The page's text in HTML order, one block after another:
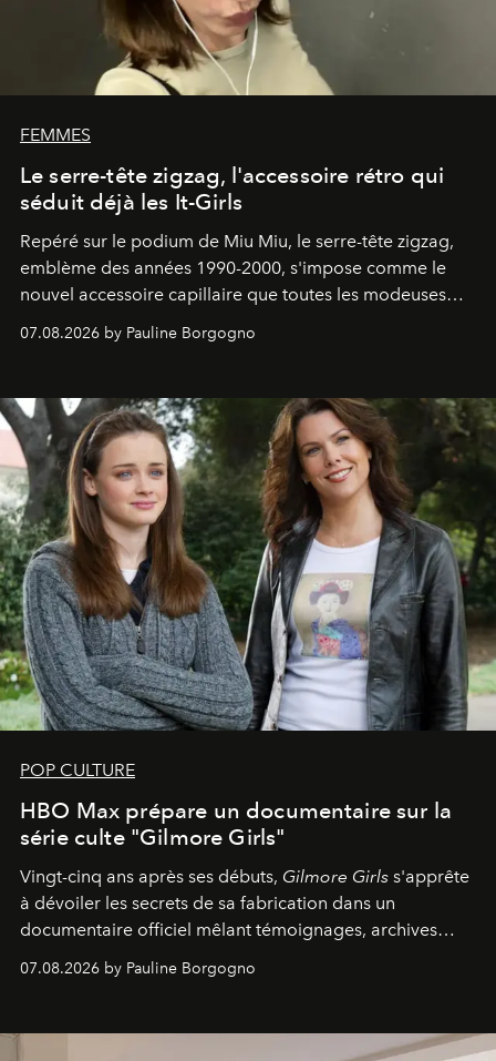
FEMMES
Le serre-tête zigzag, l'accessoire rétro qui
séduit déjà les It-Girls
Repéré sur le podium de Miu Miu, le serre-tête zigzag,
emblème des années 1990-2000, s'impose comme le
nouvel accessoire capillaire que toutes les modeuses
s'arrachent déjà.
07.08.2026 by Pauline Borgogno
POP CULTURE
HBO Max prépare un documentaire sur la
série culte "Gilmore Girls"
Vingt-cinq ans après ses débuts, Gilmore Girls s'apprête
à dévoiler les secrets de sa fabrication dans un
documentaire officiel mêlant témoignages, archives
inédites et plongée dans les coulisses d'un phénomène
générationnel.
07.08.2026 by Pauline Borgogno